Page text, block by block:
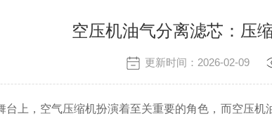
空压机油气分离滤芯：压
更新时间：2026-02-09
上，空气压缩机扮演着至关重要的角色，而空压机